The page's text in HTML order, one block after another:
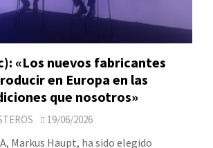
«Los nuevos fabricantes
en Europa en las
que nosotros»
19/06/2026
Markus Haupt, ha sido elegido